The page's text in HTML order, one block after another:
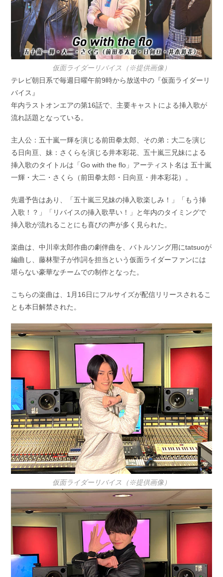
仮面ライダーリバイス（※提供画像）
テレビ朝日系で毎週日曜午前9時から放送中の『仮面ライダーリ
バイス』
年内ラストオンエアの第16話で、主要キャストによる挿入歌が
流れ話題となっている。
主人公：五十嵐一輝を演じる前田拳太郎、その弟：大二を演じ
る日向亘、妹：さくらを演じる井本彩花、五十嵐三兄妹による
挿入歌のタイトルは「Go with the flo」アーティスト名は 五十嵐
一輝・大二・さくら（前田拳太郎・日向亘・井本彩花）。
先週予告はあり、「五十嵐三兄妹の挿入歌楽しみ！」「もう挿
入歌！？」「リバイスの挿入歌早い！」と年内のタイミングで
挿入歌が流れることにも喜びの声が多く見られた。
楽曲は、中川幸太郎作曲の劇伴曲を、バトルソング用にtatsuoが
編曲し、藤林聖子が作詞を担当という仮面ライダーファンには
堪らない豪華なチームでの制作となった。
こちらの楽曲は、1月16日にフルサイズが配信リリースされるこ
とも本日解禁された。
仮面ライダーリバイス（※提供画像）